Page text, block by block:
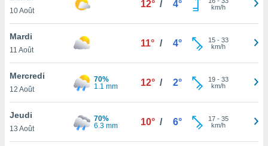
le
ainsi
un
la
du
10 Août
12° / 4°
km/h
Mardi
11 Août
11° / 4° 15- 33
km/h
Mercredi
12 Août
70%
1.1 mm
12° / 2° 19- 33
km/h
Jeudi
13 Août
70%
6.3 mm
10° / 6° 17- 35
km/h